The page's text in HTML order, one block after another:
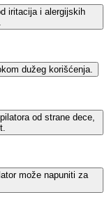
iritacija i alergijskih
dužeg korišćenja.
od strane dece,
može napuniti za